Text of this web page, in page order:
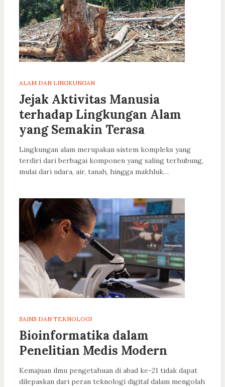
ALAM DAN LINGKUNGAN
Jejak Aktivitas Manusia
terhadap Lingkungan Alam
yang Semakin Terasa
Lingkungan alam merupakan sistem kompleks yang
terdiri dari berbagai komponen yang saling terhubung,
mulai dari udara, air, tanah, hingga makhluk…
SAINS DAN TEKNOLOGI
Bioinformatika dalam
Penelitian Medis Modern
Kemajuan ilmu pengetahuan di abad ke-21 tidak dapat
dilepaskan dari peran teknologi digital dalam mengolah